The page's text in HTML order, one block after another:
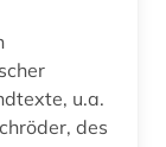
u.a.
des